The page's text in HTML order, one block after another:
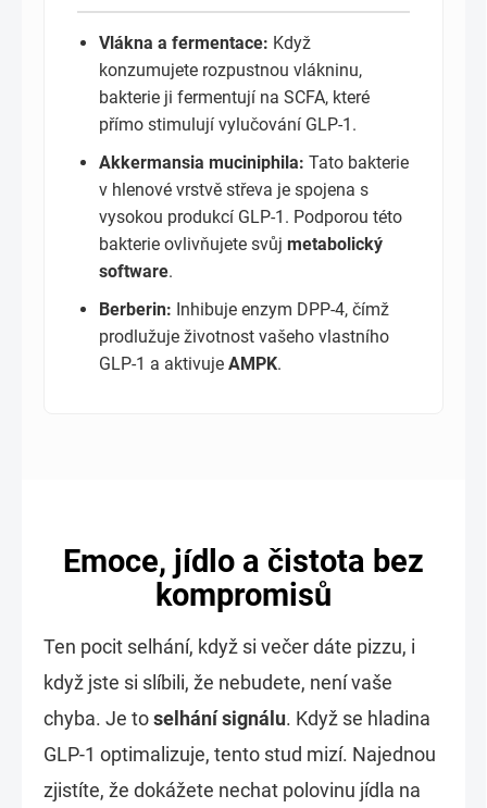
Vlákna a fermentace: Když
konzumujete rozpustnou vlákninu,
bakterie ji fermentují na SCFA, které
přímo stimulují vylučování GLP-1.
Akkermansia muciniphila: Tato bakterie
v hlenové vrstvě střeva je spojena s
vysokou produkcí GLP-1. Podporou této
bakterie ovlivňujete svůj metabolický
software.
Berberin: Inhibuje enzym DPP-4, čímž
prodlužuje životnost vašeho vlastního
GLP-1 a aktivuje AMPK.
Emoce, jídlo a čistota bez
kompromisů
Ten pocit selhání, když si večer dáte pizzu, i
když jste si slíbili, že nebudete, není vaše
chyba. Je toselhání signálu. Když se hladina
GLP-1 optimalizuje, tento stud mizí. Najednou
zjistíte, že dokážete nechat polovinu jídla na